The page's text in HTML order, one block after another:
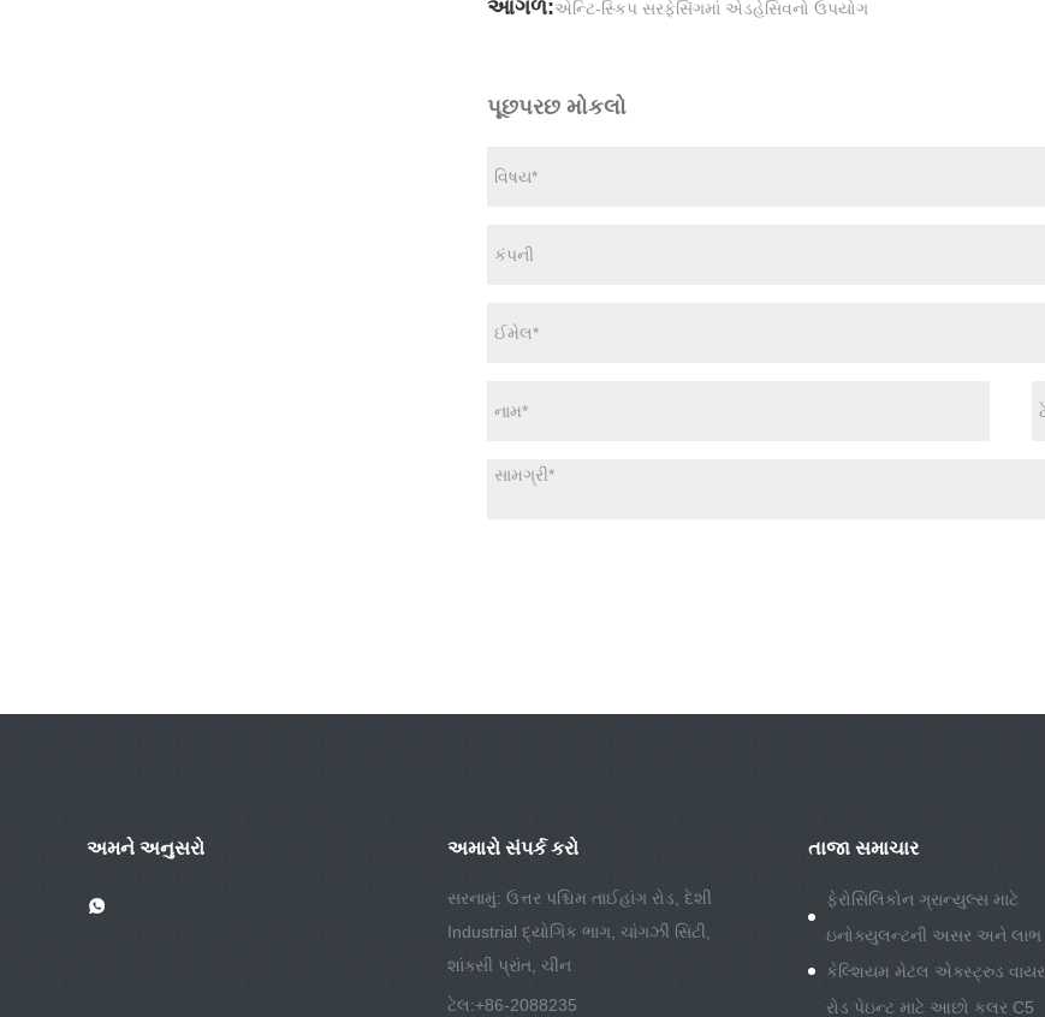
આગળ:એન્ટિ-સ્કિપ સરફેસિંગમાં એડહેસિવનો ઉપયોગ
પૂછપરછ મોકલો
અમને અનુસરો અમારો સંપર્ક કરો
સરનામું: ઉત્તર પશ્ચિમ તાઈહાંગ રોડ, દેશી
Industrial દ્યોગિક ભાગ, ચાંગઝી સિટી,
શાંક્સી પ્રાંત, ચીન
ટેલ:+86-2088235
તાજા સમાચાર
ફેરોસિલિકોન ગ્રાન્યુલ્સ માટે
ઇનોક્યુલન્ટની અસર અને લાભ
કેલ્શિયમ મેટલ એક્સ્ટ્રુડ વાયર
રોડ પેઇન્ટ માટે આછો કલર C5